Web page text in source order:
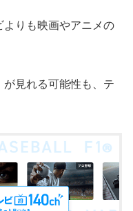
よりも映画やアニメの
見れる可能性も、テ